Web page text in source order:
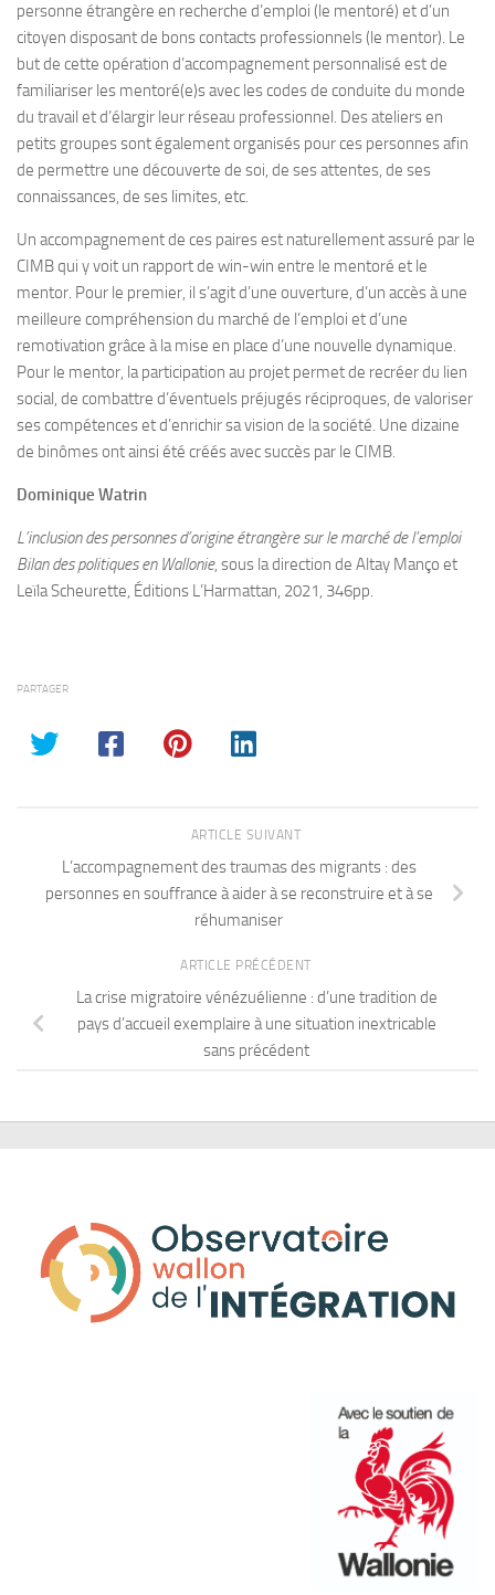
personne étrangère en recherche d’emploi (le mentoré) et d’un
citoyen disposant de bons contacts professionnels (le mentor). Le
but de cette opération d’accompagnement personnalisé est de
familiariser les mentoré(e)s avec les codes de conduite du monde
du travail et d’élargir leur réseau professionnel. Des ateliers en
petits groupes sont également organisés pour ces personnes afin
de permettre une découverte de soi, de ses attentes, de ses
connaissances, de ses limites, etc.
Un accompagnement de ces paires est naturellement assuré par le
CIMB qui y voit un rapport de win-win entre le mentoré et le
mentor. Pour le premier, il s’agit d’une ouverture, d’un accès à une
meilleure compréhension du marché de l’emploi et d’une
remotivation grâce à la mise en place d’une nouvelle dynamique.
Pour le mentor, la participation au projet permet de recréer du lien
social, de combattre d’éventuels préjugés réciproques, de valoriser
ses compétences et d’enrichir sa vision de la société. Une dizaine
de binômes ont ainsi été créés avec succès par le CIMB.
Dominique Watrin
L’inclusion des personnes d’origine étrangère sur le marché de l’emploi
Bilan des politiques en Wallonie, sous la direction de Altay Manço et
Leïla Scheurette, Éditions L’Harmattan, 2021, 346pp.
PARTAGER
ARTICLE SUIVANT
L’accompagnement des traumas des migrants : des
personnes en souffrance à aider à se reconstruire et à se
réhumaniser
ARTICLE PRÉCÉDENT
La crise migratoire vénézuélienne : d’une tradition de
pays d’accueil exemplaire à une situation inextricable
sans précédent